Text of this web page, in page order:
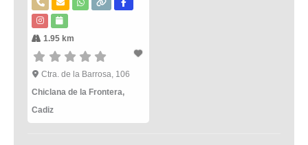
1.95 km
Ctra. de la Barrosa, 106
Chiclana de la Frontera,
Cadiz